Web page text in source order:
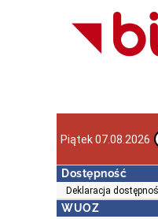
Piątek 07.08.2026
Dostępność
Deklaracja
WUOZ